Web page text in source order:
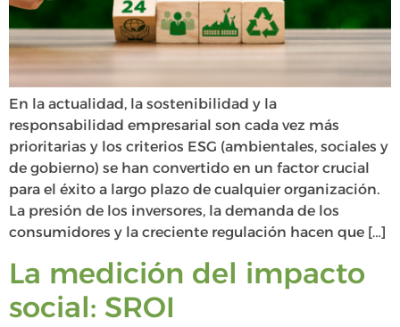
En la actualidad, la sostenibilidad y la
responsabilidad empresarial son cada vez más
prioritarias y los criterios ESG (ambientales, sociales y
de gobierno) se han convertido en un factor crucial
para el éxito a largo plazo de cualquier organización.
La presión de los inversores, la demanda de los
consumidores y la creciente regulación hacen que […]
La medición del impacto
social: SROI